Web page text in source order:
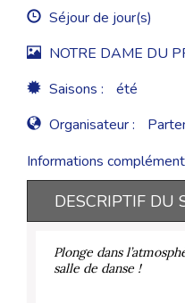
Séjour de jour(s)
NOTRE DAME DU
Saisons :
été
Organisateur :
Informations
DESCRIPTIF DU
Plonge dans
salle de danse !